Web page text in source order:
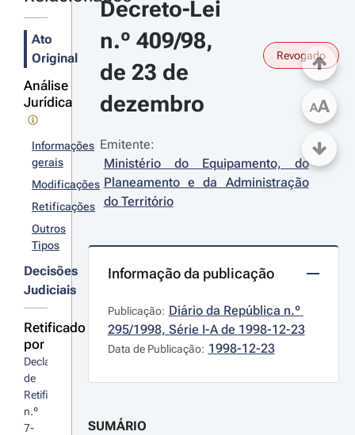
Ato
Original
Análise
Jurídica
Informações
gerais
Modificações
Retificações
Outros
Tipos
Decisões
Judiciais
Retificado
por
Declaração
de
Retificação
n.º
7-
Decreto-Lei
n.º 409/98,
de 23 de
dezembro
Revogado
Emitente:
Ministério do Equipamento, do
Planeamento e da Administração
do Território
Informação da publicação
Publicação: Diário da República n.º
295/1998, Série I-A de 1998-12-23
Data de Publicação: 1998-12-23
SUMÁRIO
AA